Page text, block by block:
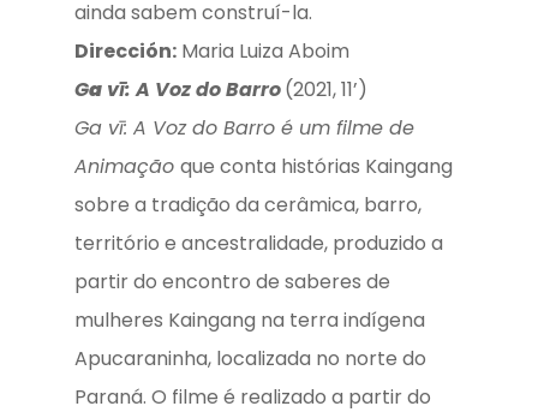
ainda sabem construí-la.
Dirección:Maria Luiza Aboim
Gavī: A Voz do Barro(2021, 11’)
Ga vī: A Voz do Barro é um filme de
Animação que conta histórias Kaingang
sobre a tradição da cerâmica, barro,
território e ancestralidade, produzido a
partir do encontro de saberes de
mulheres Kaingang na terra indígena
Apucaraninha, localizada no norte do
Paraná. O filme é realizado a partir do